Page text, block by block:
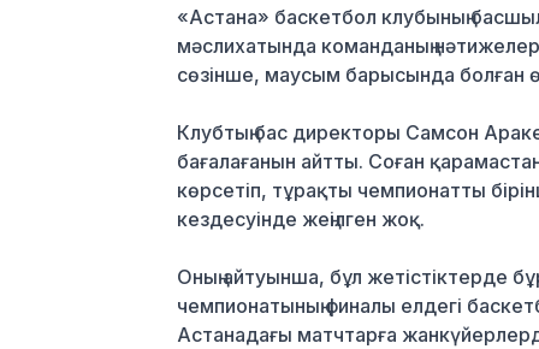
«Астана» баскетбол клубының
мәслихатында команданың
сөзінше, маусым барысында болған
Клубтың бас директоры Самсон
бағалағанын айтты. Соған
көрсетіп, тұрақты чемпионатты
кездесуінде жеңілген жоқ.
Оның айтуынша, бұл жетістіктерде
чемпионатының финалы елдегі
Астанадағы матчтарға